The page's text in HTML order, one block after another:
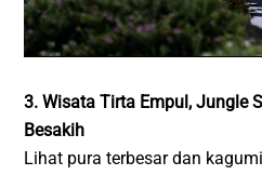
3. Wisata Tirta Empul, Jungle
Besakih
Lihat pura terbesar dan